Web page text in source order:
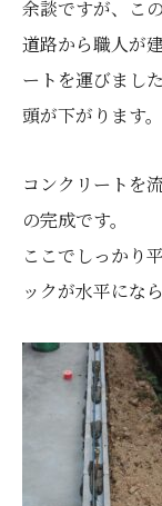
余談ですが、こ
道路から職人が
ートを運びました
頭が下がります。
コンクリートを
の完成です。
ここでしっかり
ックが水平にな